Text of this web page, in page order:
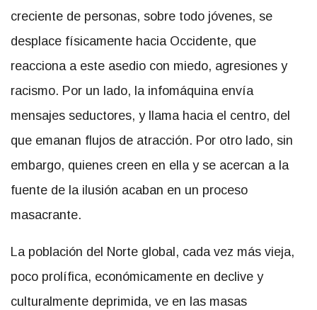
creciente de personas, sobre todo jóvenes, se
desplace físicamente hacia Occidente, que
reacciona a este asedio con miedo, agresiones y
racismo. Por un lado, la infomáquina envía
mensajes seductores, y llama hacia el centro, del
que emanan flujos de atracción. Por otro lado, sin
embargo, quienes creen en ella y se acercan a la
fuente de la ilusión acaban en un proceso
masacrante.
La población del Norte global, cada vez más vieja,
poco prolífica, económicamente en declive y
culturalmente deprimida, ve en las masas